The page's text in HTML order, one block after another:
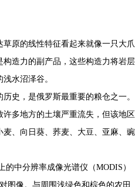
原的线性特征看起来就像一只大爪
造力的副产品，这些构造力将岩层
水沼泽谷。
史，是俄罗斯最重要的粮仓之一。
多地方的土壤严重流失，但该地区
、向日葵、荞麦、大豆、亚麻、豌
的中分辨率成像光谱仪（MODIS）
图像。与周围浅绿色和棕色的农田